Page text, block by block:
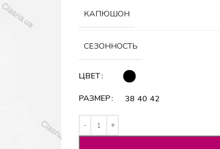
КАПЮШОН
СЕЗОННОСТЬ
ЦВЕТ
РАЗМЕР 38 40 42